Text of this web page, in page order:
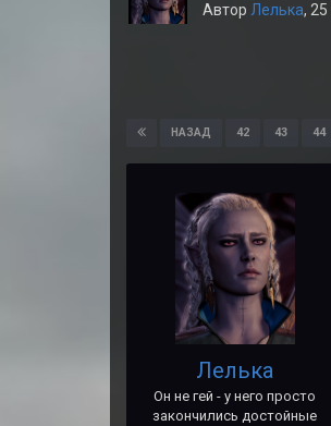
Автор Лелька, 25
НАЗАД 42 43 44
Лелька
Он не гей - у него просто
закончились достойные